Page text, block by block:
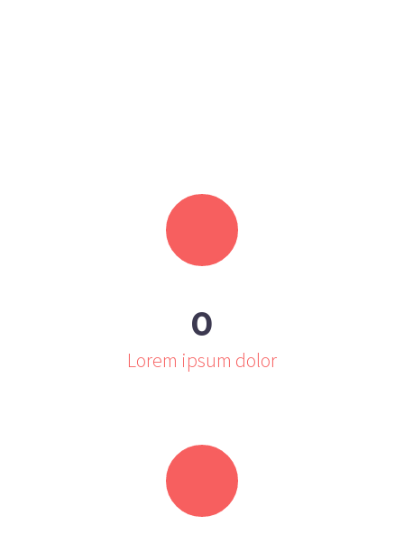
0
Lorem ipsum dolor